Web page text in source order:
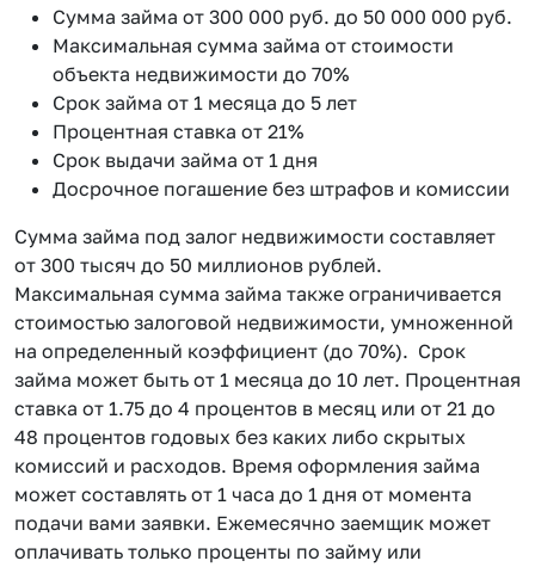
Сумма займа от 300 000 руб. до 50 000 000 руб.
Максимальная сумма займа от стоимости
объекта недвижимости до 70%
Срок займа от 1 месяца до 5 лет
Процентная ставка от 21%
Срок выдачи займа от 1 дня
Досрочное погашение без штрафов и комиссии
Сумма займа под залог недвижимости составляет
от 300 тысяч до 50 миллионов рублей.
Максимальная сумма займа также ограничивается
стоимостью залоговой недвижимости, умноженной
на определенный коэффициент (до 70%). Срок
займа может быть от 1 месяца до 10 лет. Процентная
ставка от 1.75 до 4 процентов в месяц или от 21 до
48 процентов годовых без каких либо скрытых
комиссий и расходов. Время оформления займа
может составлять от 1 часа до 1 дня от момента
подачи вами заявки. Ежемесячно заемщик может
оплачивать только проценты по займу или